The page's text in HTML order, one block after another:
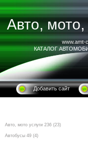
Авто, мото,
www.amt-
КАТАЛОГ
Добавить сайт
Авто, мото услуги 236 (23)
Автобусы 49 (4)